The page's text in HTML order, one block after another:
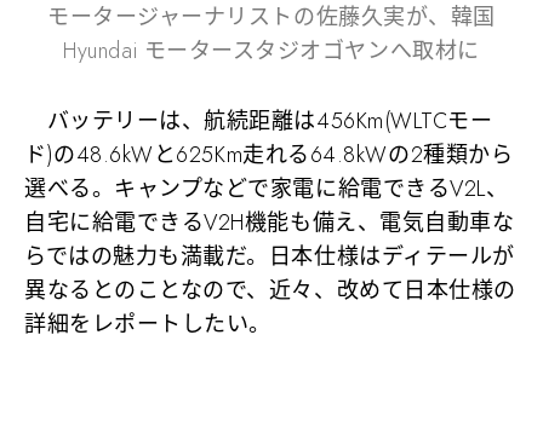
モータージャーナリストの佐藤久実が、韓国
Hyundai モータースタジオゴヤンへ取材に
バッテリーは、航続距離は456Km(WLTCモー
ド)の48.6kWと625Km走れる64.8kWの2種類から
選べる。キャンプなどで家電に給電できるV2L、
自宅に給電できるV2H機能も備え、電気自動車な
らではの魅力も満載だ。日本仕様はディテールが
異なるとのことなので、近々、改めて日本仕様の
詳細をレポートしたい。